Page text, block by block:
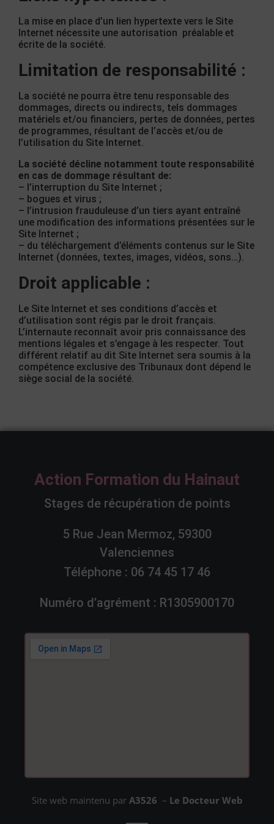
La mise en place d’un lien hypertexte vers le Site
Internet nécessite une autorisation préalable et
écrite de la société.
Limitation de responsabilité :
La société ne pourra être tenu responsable des
dommages, directs ou indirects, tels dommages
matériels et/ou financiers, pertes de données, pertes
de programmes, résultant de l’accès et/ou de
l’utilisation du Site Internet.
La société décline notamment toute responsabilité
en cas de dommage résultant de:
– l’interruption du Site Internet ;
– bogues et virus ;
– l’intrusion frauduleuse d’un tiers ayant entraîné
une modification des informations présentées sur le
Site Internet ;
– du téléchargement d’éléments contenus sur le Site
Internet (données, textes, images, vidéos, sons…).
Droit applicable :
Le Site Internet et ses conditions d’accès et
d’utilisation sont régis par le droit français.
L’internaute reconnaît avoir pris connaissance des
mentions légales et s’engage à les respecter. Tout
différent relatif au dit Site Internet sera soumis à la
compétence exclusive des Tribunaux dont dépend le
siège social de la société.
Action Formation du Hainaut
Stages de récupération de points
5 Rue Jean Mermoz, 59300
Valenciennes
Téléphone : 06 74 45 17 46
Numéro d’agrément : R1305900170
Site web maintenu par A3526 – Le Docteur Web